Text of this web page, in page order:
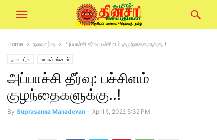
Home நலவாழ்வு அப்பாச்சி தீர்வு: பச்சிளம் குழந்தைகளுக்கு..!
நலவாழ்வு லைஃப் ஸ்டைல்
அப்பாச்சி தீர்வு: பச்சிளம்
குழந்தைகளுக்கு..!
By Suprasanna Mahadevan - April 5, 2022 5:32 PM